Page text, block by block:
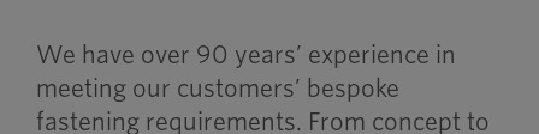
We have over 90 years’ experience in
meeting our customers’ bespoke
fastening requirements. From concept to